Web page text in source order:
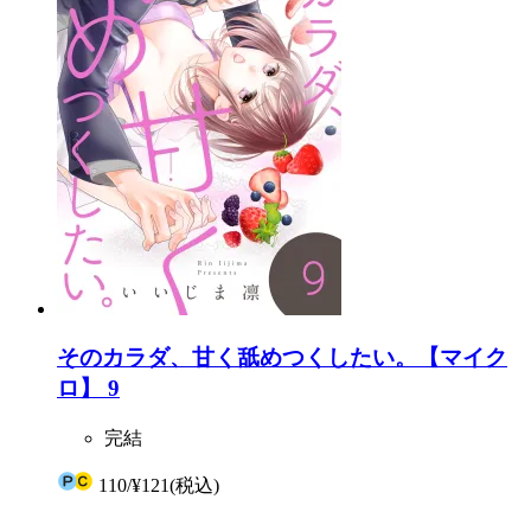
そのカラダ、甘く舐めつくしたい。【マイク
ロ】 9
完結
110/¥121(税込)